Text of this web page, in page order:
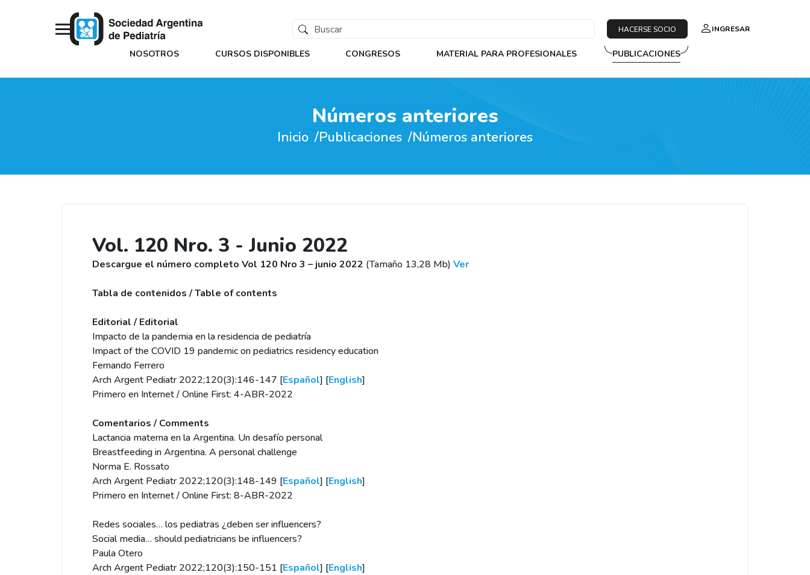
HACERSE SOCIO INGRESAR
NOSOTROS CURSOS DISPONIBLES CONGRESOS MATERIAL PARA PROFESIONALES PUBLICACIONES
Números anteriores
Inicio Publicaciones Números anteriores
Vol. 120 Nro. 3 - Junio 2022
Descargue el número completo Vol 120 Nro 3 – junio 2022 (Tamaño 13,28 Mb) Ver
Tabla de contenidos / Table of contents
Editorial / Editorial
Impacto de la pandemia en la residencia de pediatría
Impact of the COVID 19 pandemic on pediatrics residency education
Fernando Ferrero
Arch Argent Pediatr 2022;120(3):146-147 [Español] [English]
Primero en Internet / Online First: 4-ABR-2022
Comentarios / Comments
Lactancia materna en la Argentina. Un desafío personal
Breastfeeding in Argentina. A personal challenge
Norma E. Rossato
Arch Argent Pediatr 2022;120(3):148-149 [Español] [English]
Primero en Internet / Online First: 8-ABR-2022
Redes sociales… los pediatras ¿deben ser influencers?
Social media… should pediatricians be influencers?
Paula Otero
Arch Argent Pediatr 2022;120(3):150-151 [Español] [English]